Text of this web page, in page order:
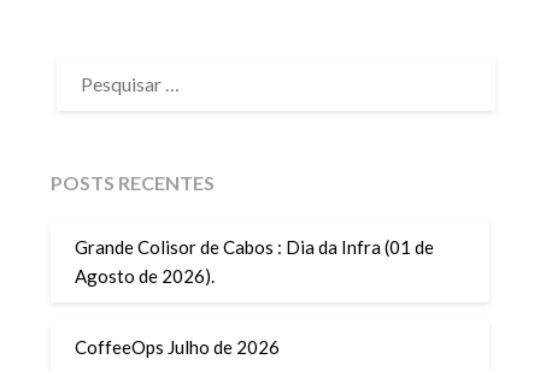
POR:
POSTS RECENTES
Grande Colisor de Cabos : Dia da Infra (01 de
Agosto de 2026).
CoffeeOps Julho de 2026